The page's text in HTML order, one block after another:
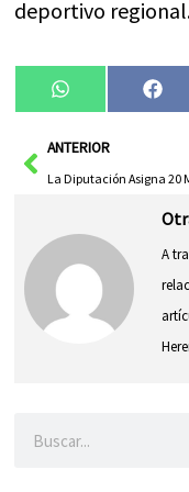
deportivo
Compartir
en
WhatsApp
en
AntANTERIOR
A